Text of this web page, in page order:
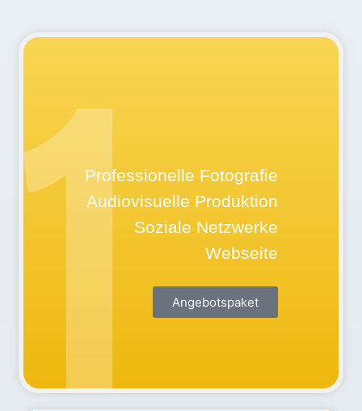
STARTPAKET
Professionelle Fotografie
Audiovisuelle Produktion
Soziale Netzwerke
Webseite
Angebotspaket
1